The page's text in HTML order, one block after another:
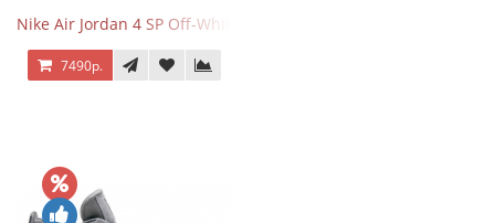
Nike Air Jordan 4 SP Off-White Sail
7490р.